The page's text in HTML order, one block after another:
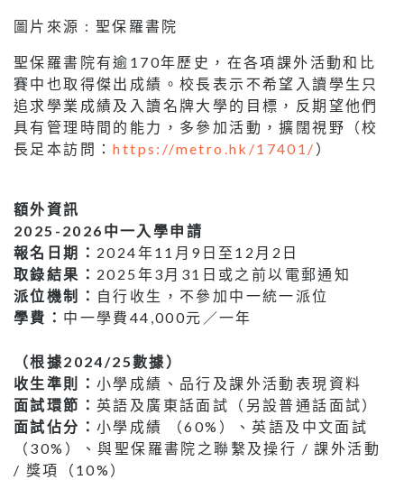
圖片來源 : 聖保羅書院
聖保羅書院有逾170年歷史，在各項課外活動和比
賽中也取得傑出成績。校長表示不希望入讀學生只
追求學業成績及入讀名牌大學的目標，反期望他們
具有管理時間的能力，多參加活動，擴闊視野（校
長足本訪問：https://metro.hk/17401/ ）
額外資訊
2025-2026中一入學申請
報名日期： 2024年11月9日至12月2日
取錄結果： 2025年3月31日或之前以電郵通知
派位機制： 自行收生，不參加中一統一派位
學費： 中一學費44,000元／一年
（根據2024/25數據）
收生準則： 小學成績、品行及課外活動表現資料
面試環節： 英語及廣東話面試（另設普通話面試）
面試佔分： 小學成績 （60%）、英語及中文面試
（30%）、與聖保羅書院之聯繫及操行 / 課外活動
/ 獎項（10%）